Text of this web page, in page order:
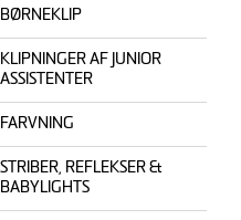
BØRNEKLIP
KLIPNINGER AF JUNIOR
ASSISTENTER
FARVNING
STRIBER, REFLEKSER &
BABYLIGHTS